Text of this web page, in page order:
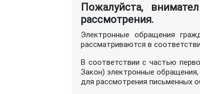
Пожалуйста,
рассмотрения.
Электронные обращения
рассматриваются в
В соответствии с частью
Закон) электронные
для рассмотрения письменных